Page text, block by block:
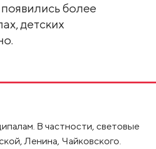
более
детских
В частности, световые
Ленина, Чайковского.